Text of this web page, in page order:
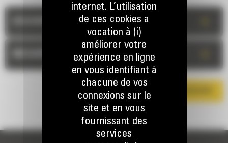
TÉLÉCHARGER LA BROCHURE
internet. L’utilisation
de ces cookies a
vocation à (i)
améliorer votre
expérience en ligne
en vous identifiant à
chacune de vos
connexions sur le
site et en vous
fournissant des
services